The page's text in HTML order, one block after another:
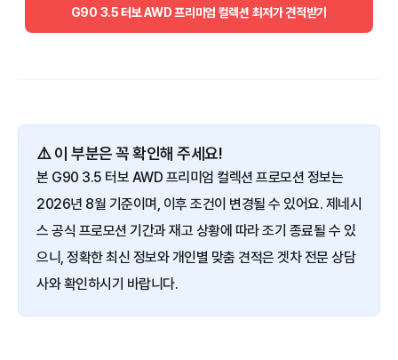
G90 3.5 터보 AWD 프리미엄 컬렉션 최저가 견적받기
⚠️ 이 부분은 꼭 확인해 주세요!
본 G90 3.5 터보 AWD 프리미엄 컬렉션 프로모션 정보는
2026년 8월 기준이며, 이후 조건이 변경될 수 있어요. 제네시
스 공식 프로모션 기간과 재고 상황에 따라 조기 종료될 수 있
으니, 정확한 최신 정보와 개인별 맞춤 견적은 겟차 전문 상담
사와 확인하시기 바랍니다.